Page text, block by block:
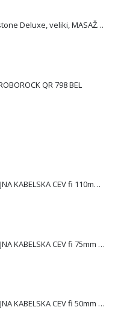
INTEX PureSpa Greystone Deluxe, veliki, MASAŽNI BAZEN SQUARE ZA 6 OSEB
QR 798 BEL
STIGMAFLEX DVOSLOJNA KABELSKA CEV fi 110mm , kolut 50 m, cena za tekoči meter
STIGMAFLEX DVOSLOJNA KABELSKA CEV fi 75mm , kolut 50 m, cena za tekoči meter
STIGMAFLEX DVOSLOJNA KABELSKA CEV fi 50mm , kolut 50 m, cena za tekoči meter